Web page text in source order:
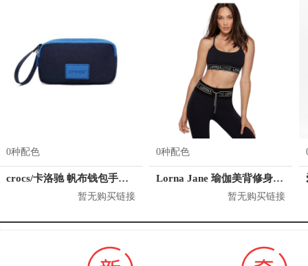
0种配色
crocs/卡洛驰 帆布钱包手抓包手拿包零钱包女包 CB28A164064
暂无购买链接
0种配色
Lorna Jane 瑜伽美背修身运动内衣 042077
暂无购买链接